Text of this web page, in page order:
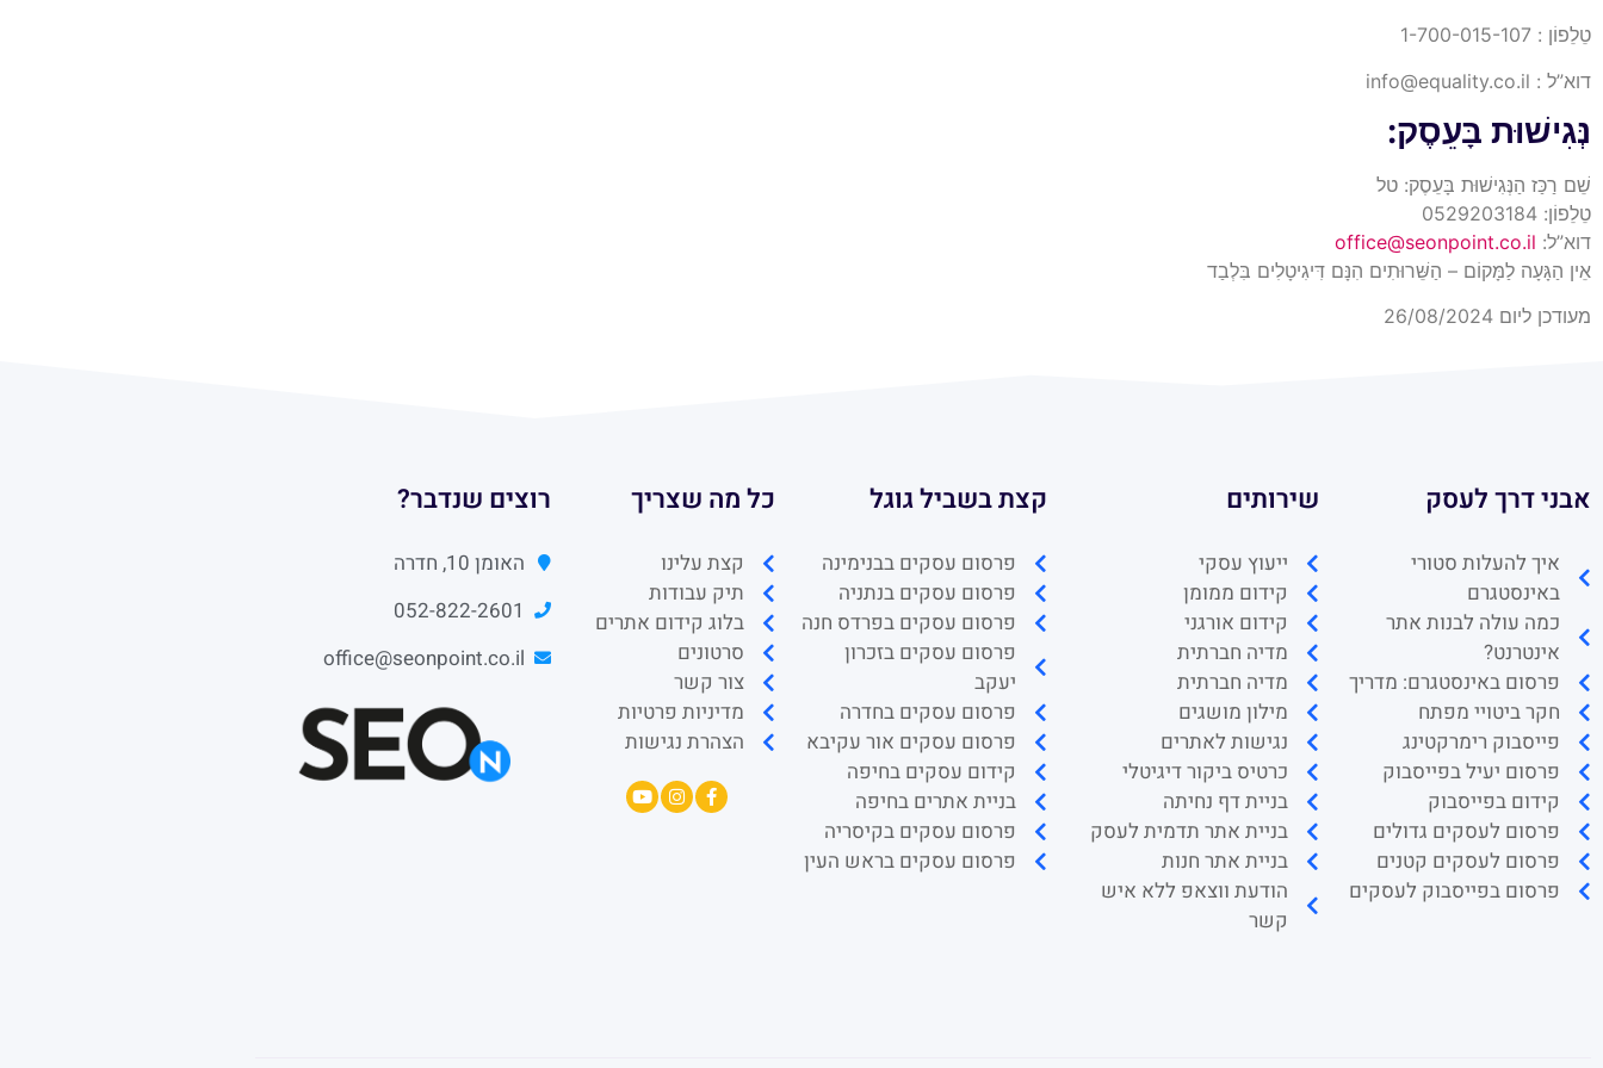
טֵלֵפוֹן : 1-700-015-107
דוא”ל : info@equality.co.il
נְּגִישׁוּת בָּעֵסֶק:
שֵׁם רַכַּז הַנְּגִישׁוּת בָּעֵסֶק: טל
טֵלֵפוֹן: 0529203184
דוא”ל: office@seonpoint.co.il
אֵין הַגָּעָה לַמָּקוֹם – הַשֵּׁרוּתִים הִנָּם דִּיגִיטָלִים בִּלְבַד
מעודכן ליום 26/08/2024
אבני דרך לעסק
איך להעלות סטורי
באינסטגרם
כמה עולה לבנות אתר
אינטרנט?
פרסום באינסטגרם: מדריך
חקר ביטויי מפתח
פייסבוק רימרקטינג
פרסום יעיל בפייסבוק
קידום בפייסבוק
פרסום לעסקים גדולים
פרסום לעסקים קטנים
פרסום בפייסבוק לעסקים
שירותים
ייעוץ עסקי
קידום ממומן
קידום אורגני
מדיה חברתית
מדיה חברתית
מילון מושגים
נגישות לאתרים
כרטיס ביקור דיגיטלי
בניית דף נחיתה
בניית אתר תדמית לעסק
בניית אתר חנות
הודעת ווצאפ ללא איש
קשר
קצת בשביל גוגל
פרסום עסקים בבנימינה
פרסום עסקים בנתניה
פרסום עסקים בפרדס חנה
פרסום עסקים בזכרון
יעקב
פרסום עסקים בחדרה
פרסום עסקים אור עקיבא
קידום עסקים בחיפה
בניית אתרים בחיפה
פרסום עסקים בקיסריה
פרסום עסקים בראש העין
כל מה שצריך
קצת עלינו
תיק עבודות
בלוג קידום אתרים
סרטונים
צור קשר
מדיניות פרטיות
הצהרת נגישות
רוצים שנדבר?
האומן 10, חדרה
052-822-2601
office@seonpoint.co.il